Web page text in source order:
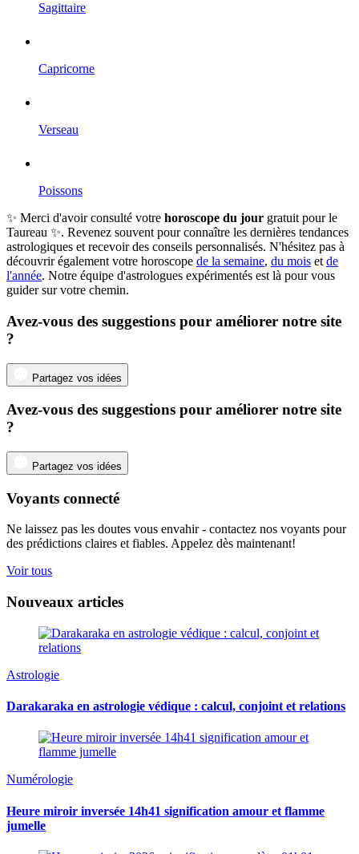
Sagittaire
Capricorne
Verseau
Poissons
✨ Merci d'avoir consulté votre horoscope du jour gratuit pour le
Taureau ✨. Revenez souvent pour connaître les dernières tendances
astrologiques et recevoir des conseils personnalisés. N'hésitez pas à
découvrir également votre horoscope de la semaine, du mois et de
l'année. Notre équipe d'astrologues expérimentés est là pour vous
guider sur votre chemin.
Avez-vous des suggestions pour améliorer notre site
?
Partagez vos idées
Avez-vous des suggestions pour améliorer notre site
?
Partagez vos idées
Voyants connecté
Ne laissez pas les doutes vous envahir - contactez nos voyants pour
des prédictions claires et fiables. Appelez dès maintenant!
Voir tous
Nouveaux articles
Astrologie
Darakaraka en astrologie védique : calcul, conjoint et relations
Numérologie
Heure miroir inversée 14h41 signification amour et flamme
jumelle